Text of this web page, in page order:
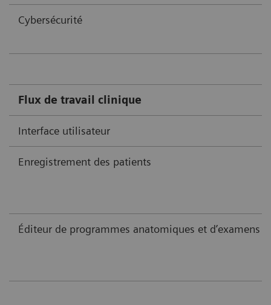
Cybersécurité
Flux de travail clinique
Interface utilisateur
Enregistrement des patients
Éditeur de programmes anatomiques et d’examens